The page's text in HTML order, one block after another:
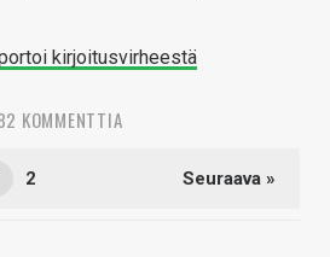
kirjoitusvirheestä
KOMMENTTIA
2 Seuraava »